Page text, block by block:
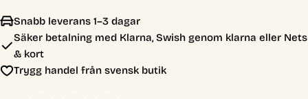
Snabb leverans 1–3 dagar
Säker betalning med Klarna, Swish genom klarna eller Nets
& kort
Trygg handel från svensk butik